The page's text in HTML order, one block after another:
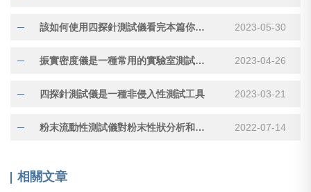
該如何使用四探針測試儀看完本篇你就知道了 2023-05-30
振實密度儀是一種常用的實驗室測試設備用于測量物質的密度 2023-04-26
四探針測試儀是一種非侵入性測試工具 2023-03-21
粉末流動性測試儀對粉末性狀分析和產品質量管控配比都有很好的提升 2022-07-14
相關文章